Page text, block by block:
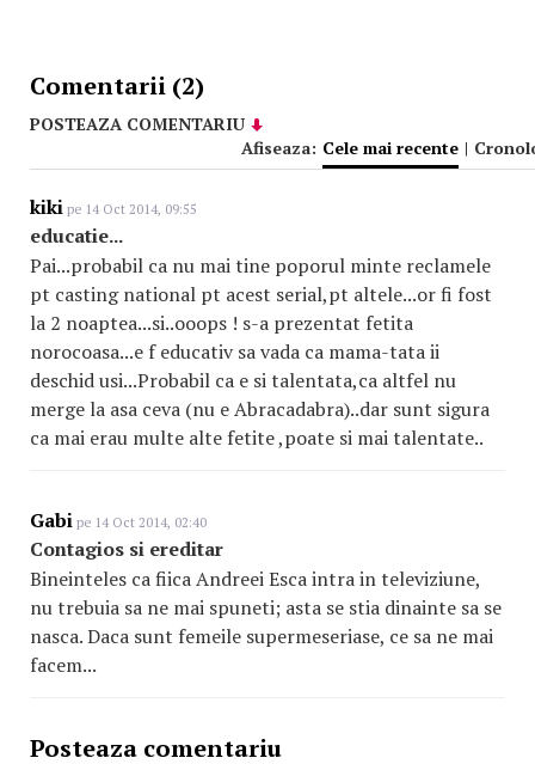
Comentarii (2)
POSTEAZA COMENTARIU
Afiseaza: Cele mai recente |
kiki pe 14 Oct 2014, 09:55
educatie...
Pai...probabil ca nu mai tine poporul minte reclamele
pt casting national pt acest serial,pt altele...or fi fost
la 2 noaptea...si..ooops ! s-a prezentat fetita
norocoasa...e f educativ sa vada ca mama-tata ii
deschid usi...Probabil ca e si talentata,ca altfel nu
merge la asa ceva (nu e Abracadabra)..dar sunt sigura
ca mai erau multe alte fetite ,poate si mai talentate..
Gabi pe 14 Oct 2014, 02:40
Contagios si ereditar
Bineinteles ca fiica Andreei Esca intra in televiziune,
nu trebuia sa ne mai spuneti; asta se stia dinainte sa se
nasca. Daca sunt femeile supermeseriase, ce sa ne mai
facem...
Posteaza comentariu